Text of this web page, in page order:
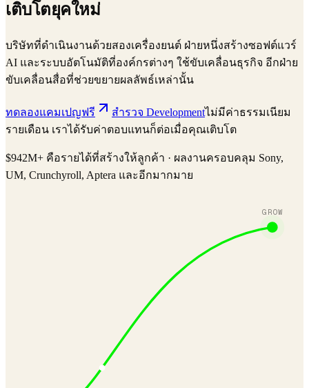
เติบโตยุคใหม่
บริษัทที่ดำเนินงานด้วยสองเครื่องยนต์ ฝ่ายหนึ่งสร้างซอฟต์แวร์
AI และระบบอัตโนมัติที่องค์กรต่างๆ ใช้ขับเคลื่อนธุรกิจ อีกฝ่าย
ขับเคลื่อนสื่อที่ช่วยขยายผลลัพธ์เหล่านั้น
ทดลองแคมเปญฟรี สำรวจ Developmentไม่มีค่าธรรมเนียม
รายเดือน เราได้รับค่าตอบแทนก็ต่อเมื่อคุณเติบโต
$942M+ คือรายได้ที่สร้างให้ลูกค้า · ผลงานครอบคลุม Sony,
UM, Crunchyroll, Aptera และอีกมากมาย
GROW